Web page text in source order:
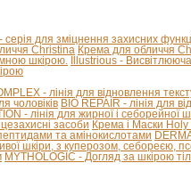
серія для зміцнення захисних
Christina Крема для обличчя
шкірою. Illustrious - Висвітлююча
- лінія для відновлення
чоловіків BIO REPAIR - лінія для
- лінія для жирної і себорейної
засоби Крема і Маски Holy
та амінокислотами
шкіри, з куперозом, себореєю,
MYTHOLOGIC - Догляд за шкірою